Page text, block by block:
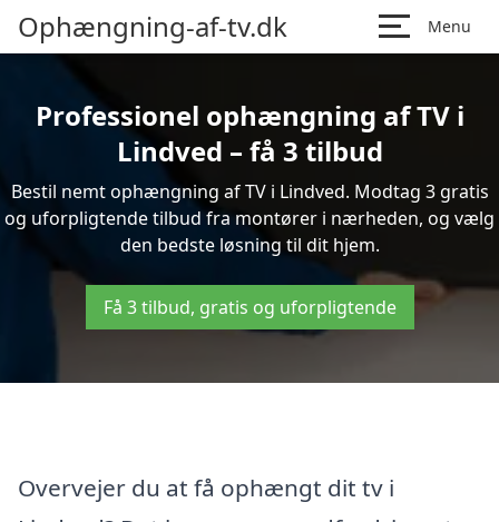
Ophængning-af-tv.dk Menu
Professionel ophængning af TV i
Lindved – få 3 tilbud
Bestil nemt ophængning af TV i Lindved. Modtag 3 gratis
og uforpligtende tilbud fra montører i nærheden, og vælg
den bedste løsning til dit hjem.
Få 3 tilbud, gratis og uforpligtende
Overvejer du at få ophængt dit tv i